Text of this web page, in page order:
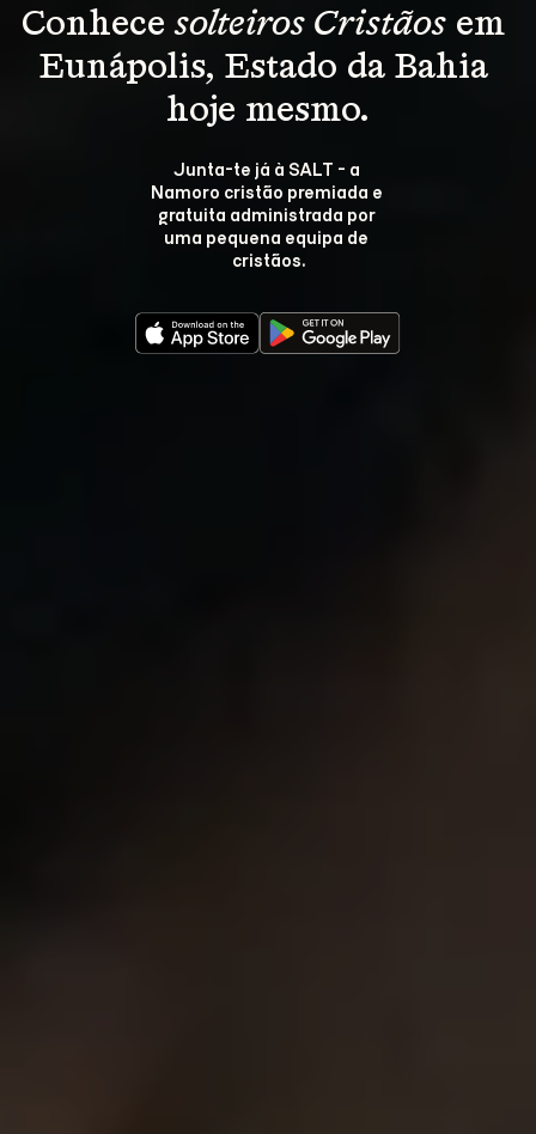
Conhece solteiros Cristãos em
Eunápolis, Estado da Bahia
hoje mesmo.
Junta-te já à SALT - a
Namoro cristão premiada e
gratuita administrada por
uma pequena equipa de
cristãos.